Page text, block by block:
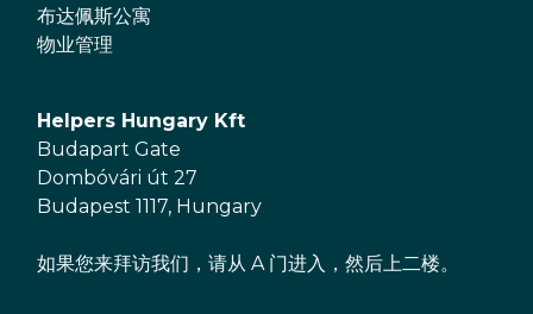
布达佩斯公寓
物业管理
Helpers Hungary Kft
Budapart Gate
Dombóvári út 27
Budapest 1117, Hungary
如果您来拜访我们，请从 A 门进入，然后上二楼。